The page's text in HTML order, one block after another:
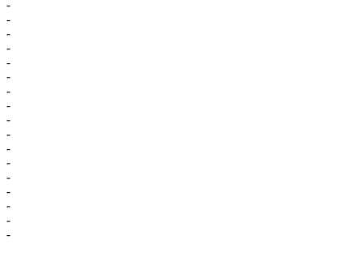
-
-
-
-
-
-
-
-
-
-
-
-
-
-
-
-
-